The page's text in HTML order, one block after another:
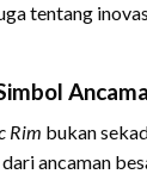
tentang
Rim bukan
ancaman